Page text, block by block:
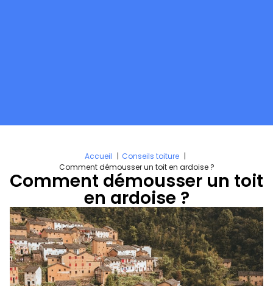
Accueil
Conseils toiture
Comment démousser un toit en ardoise ?
Comment démousser un toit
en ardoise ?